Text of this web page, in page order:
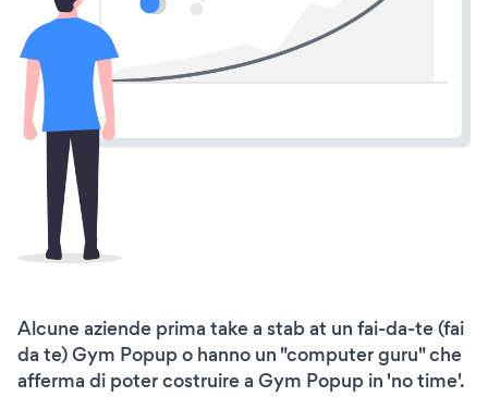
Alcune aziende prima take a stab at un fai-da-te (fai
da te) Gym Popup o hanno un "computer guru" che
afferma di poter costruire a Gym Popup in 'no time'.